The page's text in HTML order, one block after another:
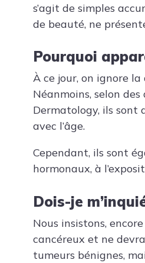
s’agit de simples
de beauté, ne
Pourquoi
À ce jour, on ignore
Néanmoins, selon
Dermatology, ils sont
avec l’âge.
Cependant, ils sont
hormonaux, à
Dois-je
Nous insistons,
cancéreux et ne
tumeurs bénignes,